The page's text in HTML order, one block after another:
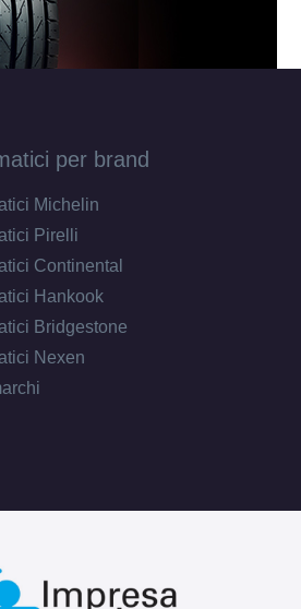
72db
per brand
Michelin
Pirelli
Continental
Hankook
Bridgestone
Nexen